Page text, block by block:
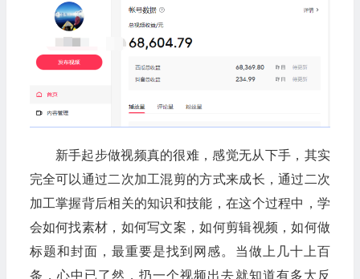
新手起步做视频真的很难，感觉无从下手，其实
完全可以通过二次加工混剪的方式来成长，通过二次
加工掌握背后相关的知识和技能，在这个过程中，学
会如何找素材，如何写文案，如何剪辑视频，如何做
标题和封面，最重要是找到网感。当做上几十上百
条，心中已了然，扔一个视频出去就知道有多大反